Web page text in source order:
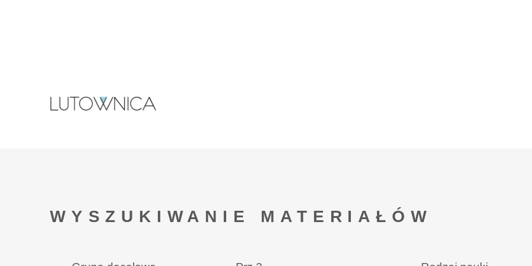
WYSZUKIWANIE MATERIAŁÓW